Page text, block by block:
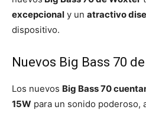
excepcional y un atractivo
dispositivo.
Nuevos Big Bass 70
Los nuevos Big Bass 70
15W para un sonido poderoso,